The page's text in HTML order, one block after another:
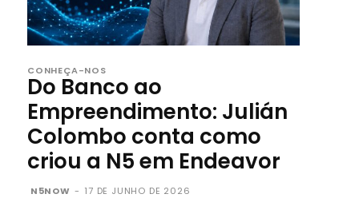
CONHEÇA-NOS
Do Banco ao
Empreendimento: Julián
Colombo conta como
criou a N5 em Endeavor
N5NOW - 17 DE JUNHO DE 2026